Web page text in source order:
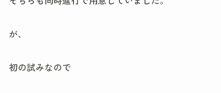
が、
初の試みなので